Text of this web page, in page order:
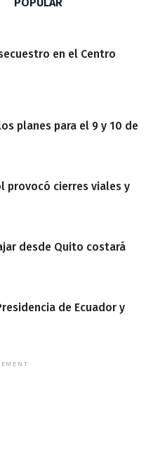
en el Centro
planes para el 9 y 10 de
provocó cierres viales y
desde Quito costará
de Ecuador y